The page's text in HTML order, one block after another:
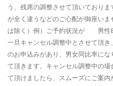
う、残席の調整させて頂いており
が全く違うなどのご心配が御座い
は除く）例）ご予約状況が 男
一旦キャンセル調整中とさせて頂
のお申込みがあり、男女同比率に
て頂きます。キャンセル調整中の
て頂けましたら、スムーズにご案内